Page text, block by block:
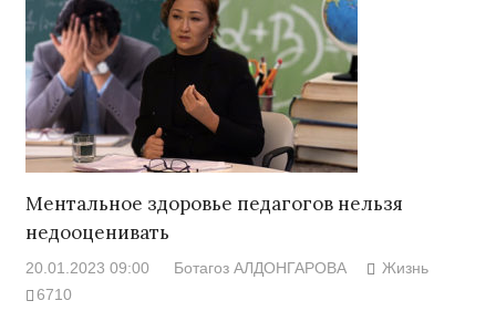
Ментальное здоровье педагогов нельзя
недооценивать
20.01.2023 09:00 Ботагоз АЛДОНГАРОВА
Жизнь
6710